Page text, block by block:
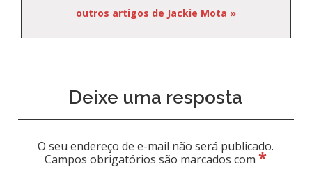
outros artigos de Jackie Mota »
Deixe uma resposta
O seu endereço de e-mail não será publicado.
Campos obrigatórios são marcados com*